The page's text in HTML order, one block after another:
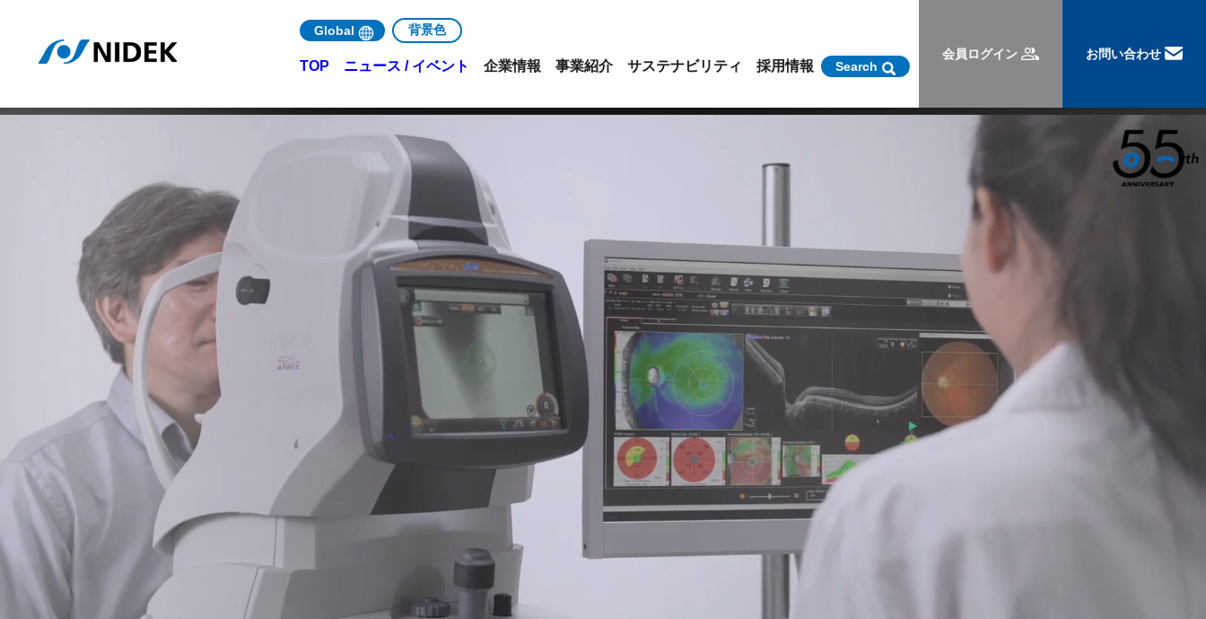
Global 背景色
TOP ニュース / イベント 企業情報 事業紹介 サステナビリティ 採用情報 Search
会員ログイン お問い合わせ